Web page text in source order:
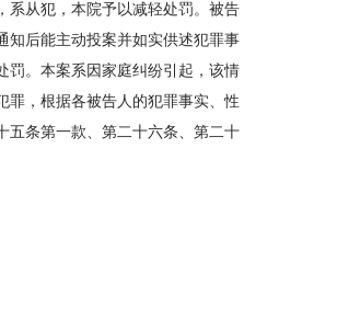
系从犯，本院予以减轻处罚。被告
知后能主动投案并如实供述犯罪事
罚。本案系因家庭纠纷引起，该情
罪，根据各被告人的犯罪事实、性
五条第一款、第二十六条、第二十